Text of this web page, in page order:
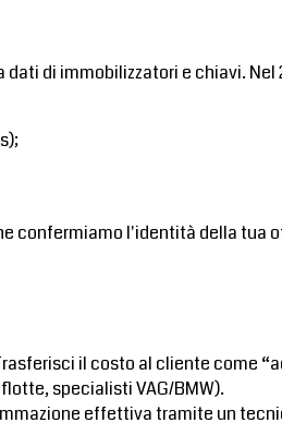
di immobilizzatori e chiavi.
confermiamo l'identità della
il costo al cliente come
specialisti VAG/BMW).
effettiva tramite un